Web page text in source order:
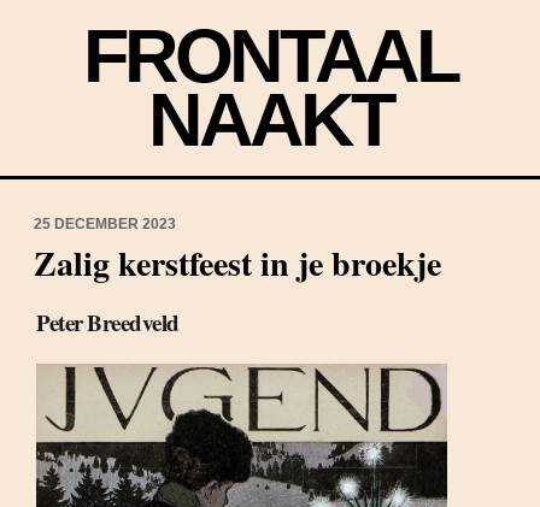
FRONTAAL
NAAKT
25 DECEMBER 2023
Zalig kerstfeest in je broekje
Peter Breedveld